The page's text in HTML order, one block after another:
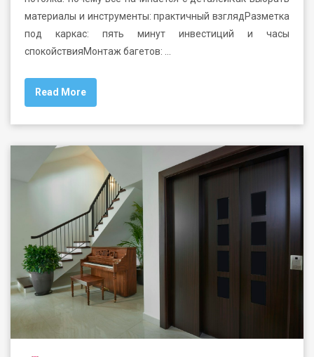
материалы и инструменты: практичный взглядРазметка
под каркас: пять минут инвестиций и часы
спокойствияМонтаж багетов: …
Read More